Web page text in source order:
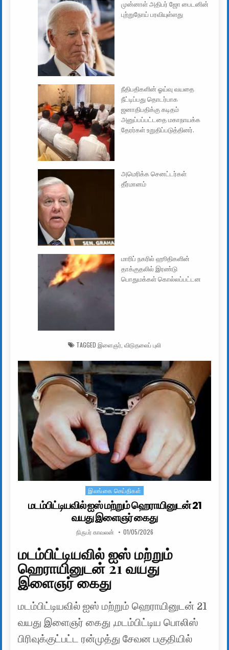
முன்னாள் அதிபர் ஜோ பைடனின்
புற்றுநோய் பரவியுள்ளது
நீதிபதிகளின் ஓய்வு வயதை
நீட்டிப்பது தொடர்பாக
ஜனாதிபதிக்கு கடிதம்
அனுப்பப்பட்டதை மகாநாயக்க
தேரர்கள் உறுதிப்படுத்தினர்.
அமெரிக்க செனட்டர்கள்
தீர்மானம்
மாரிப் நகரில் ஹூதிகளின்
தாக்குதலில் இரண்டு
பொதுமக்கள் கொல்லப்பட்டன
TAGGED இளைஞர் விடுதலைப் புலி
Posted in
இலங்கை செய்திகள்
மடம்பிட்டியவில் ஐஸ் மற்றும் ஹெராயினுடன் 21
வயது இளைஞர் கைது
AUTHOR:
நிருபர் காவலன் PUBLISHED DATE:
01/05/2026
மடம்பிட்டியவில் ஐஸ் மற்றும்
ஹெராயினுடன் 21 வயது
இளைஞர் கைது
மடம்பிட்டியவில் ஐஸ் மற்றும் ஹெராயினுடன் 21
வயது இளைஞர் கைது ,மடம்பிட்டிய பொலிஸ்
பிரிவுக்குட்பட்ட ரன்முத்து சேவன பகுதியில்